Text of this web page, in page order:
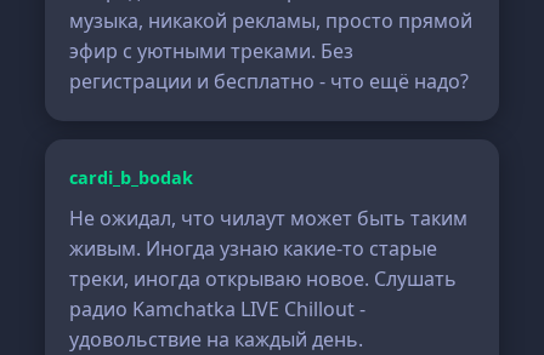
музыка, никакой рекламы, просто прямой
эфир с уютными треками. Без
регистрации и бесплатно - что ещё надо?
cardi_b_bodak
Не ожидал, что чилаут может быть таким
живым. Иногда узнаю какие-то старые
треки, иногда открываю новое. Слушать
радио Kamchatka LIVE Chillout -
удовольствие на каждый день.